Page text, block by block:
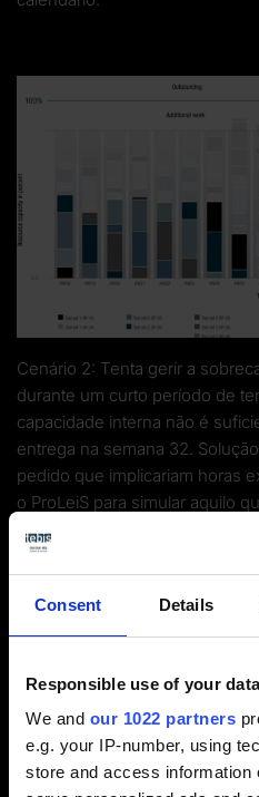
Consent Details
Responsible use of your data
We and our 1022 partners
e.g. your IP-number, using
store and access information
Cenário 2: Tenta gerir a
durante um curto período de
capacidade interna não é
entrega na semana 32.
pedido que implicariam horas
o ProLeiS para simular aquilo
subcontratado.